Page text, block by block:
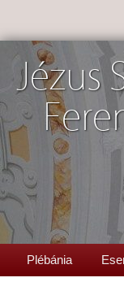
Jézus
Plébánia